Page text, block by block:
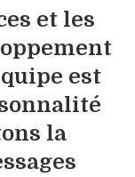
et les
est
la